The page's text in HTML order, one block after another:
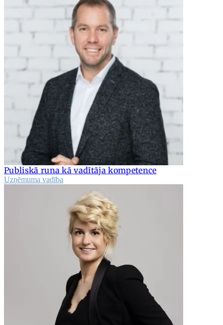
Publiskā runa kā vadītāja kompetence
Uzņēmuma vadība